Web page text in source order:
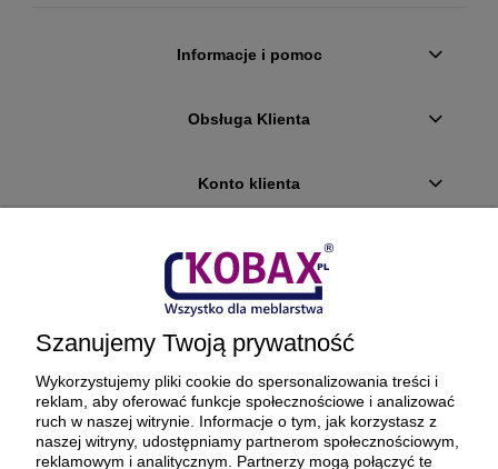
Informacje i pomoc
Obsługa Klienta
Konto klienta
Płatności i dostawa
Ciekawostki
O firmie
BEZPIECZNE PŁATNOŚCI ORAZ DOSTAWA
Szanujemy Twoją prywatność
Wykorzystujemy pliki cookie do spersonalizowania treści i
reklam, aby oferować funkcje społecznościowe i analizować
ruch w naszej witrynie. Informacje o tym, jak korzystasz z
naszej witryny, udostępniamy partnerom społecznościowym,
reklamowym i analitycznym. Partnerzy mogą połączyć te